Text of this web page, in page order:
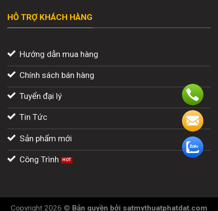
HỖ TRỢ KHÁCH HÀNG
Hướng dẫn mua hàng
Chính sách bán hàng
Tuyển đại lý
Tin Tức
Sản phẩm mới
Công Trình
Copyright 2026 © Bản quyền bởi satmythuatphatdat.com